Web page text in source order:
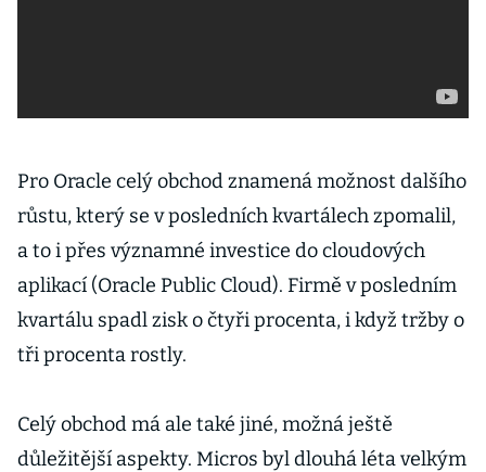
Pro Oracle celý obchod znamená možnost dalšího
růstu, který se v posledních kvartálech zpomalil,
a to i přes významné investice do cloudových
aplikací (Oracle Public Cloud). Firmě v posledním
kvartálu spadl zisk o čtyři procenta, i když tržby o
tři procenta rostly.
Celý obchod má ale také jiné, možná ještě
důležitější aspekty. Micros byl dlouhá léta velkým